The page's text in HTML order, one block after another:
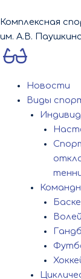
к
содержимому
Комплексная
им. А.В.
Новости
Виды